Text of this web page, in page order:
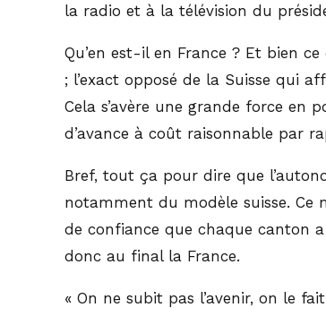
la radio et à la télévision du
Qu’en est-il en France ? Et bien
; l’exact opposé de la Suisse qui
Cela s’avère une grande force en
d’avance à coût raisonnable par
Bref, tout ça pour dire que
notamment du modèle suisse. Ce
de confiance que chaque canton
donc au final la France.
« On ne subit pas l’avenir, on le